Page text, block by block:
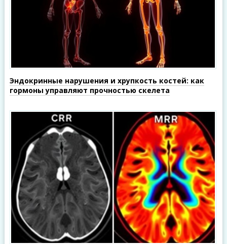
Эндокринные нарушения и хрупкость костей: как
гормоны управляют прочностью скелета